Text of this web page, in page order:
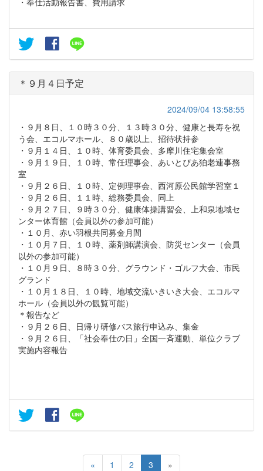
＊９月４日予定
2024/09/04 13:58:55
・９月８日、１０時３０分、１３時３０分、健康と長寿を祝
う会、エコルマホール、８０歳以上、招待状持参
・９月１４日、１０時、体育委員会、多摩川住宅集会室
・９月１９日、１０時、常任理事会、あいとぴあ狛老連事務
室
・９月２６日、１０時、定例理事会、西河原公民館学習室１
・９月２６日、１１時、総務委員会、同上
・９月２７日、９時３０分、健康体操講習会、上和泉地域セ
ンター体育館（会員以外の参加可能）
・１０月、赤い羽根共同募金月間
・１０月７日、１０時、薬剤師講演会、防災センター（会員
以外の参加可能）
・１０月９日、８時３０分、グラウンド・ゴルフ大会、市民
グランド
・１０月１８日、１０時、地域交流いきいき大会、エコルマ
ホール（会員以外の観覧可能）
＊報告など
・９月２６日、日帰り研修バス旅行申込み、集金
・９月２６日、「社会奉仕の日」全国一斉運動、単位クラブ
実施内容報告
« 1 2 3 »